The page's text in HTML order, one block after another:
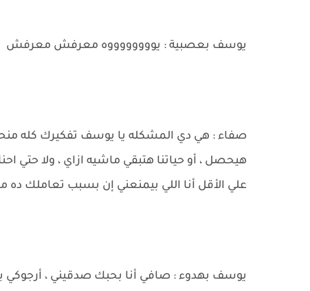
يوسف بعصبية : يووووووووه معرفش معرفش
صفاء : هي دي المشكله يا يوسف تفكيرك كله
هيحصل ، أو حياتنا هتبقي ماشيه ازاي ، ولا
علي الأقل أنا اللي بيمنعني إن بسبب تعاملك ده
يوسف بهدوء : صافي أنا بحبك صدقيني ، أرجوكي